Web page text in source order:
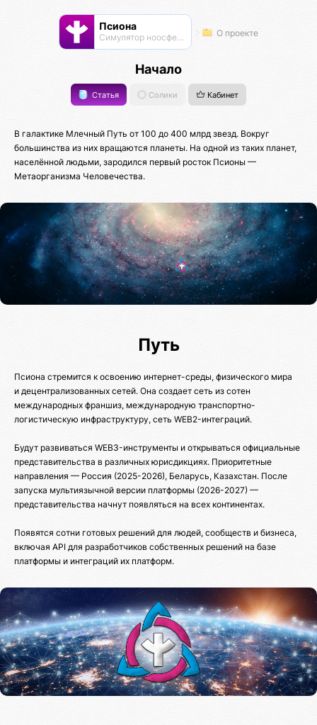
Псиона
Cимулятор ноосферы О проекте
Начало
Статья Солики Кабинет
В галактике Млечный Путь от 100 до 400 млрд звезд. Вокруг
большинства из них вращаются планеты. На одной из таких планет,
населённой людьми, зародился первый росток Псионы —
Метаорганизма Человечества.
Путь
Псиона стремится к освоению интернет-среды, физического мира
и децентрализованных сетей. Она создает сеть из сотен
международных франшиз, международную транспортно-
логистическую инфраструктуру, сеть WEB2-интеграций.
Будут развиваться WEB3-инструменты и открываться официальные
представительства в различных юрисдикциях. Приоритетные
направления — Россия (2025-2026), Беларусь, Казахстан. После
запуска мультиязычной версии платформы (2026-2027) —
представительства начнут появляться на всех континентах.
Появятся сотни готовых решений для людей, сообществ и бизнеса,
включая API для разработчиков собственных решений на базе
платформы и интеграций их платформ.